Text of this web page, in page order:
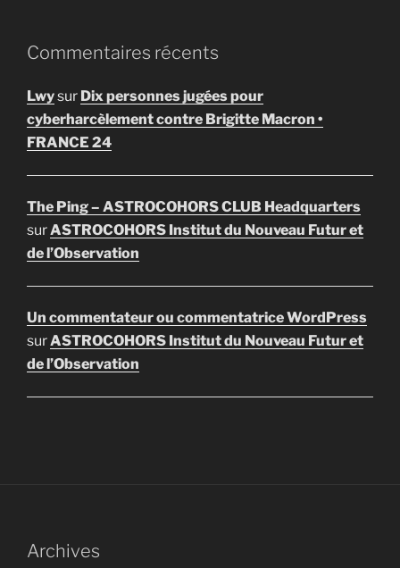
Commentaires récents
Lwysur Dix personnes jugées pour
cyberharcèlement contre Brigitte Macron •
FRANCE 24
The Ping – ASTROCOHORS CLUB Headquarters
surASTROCOHORS Institut du Nouveau Futur et
de l’Observation
Un commentateur ou commentatrice WordPress
surASTROCOHORS Institut du Nouveau Futur et
de l’Observation
Archives